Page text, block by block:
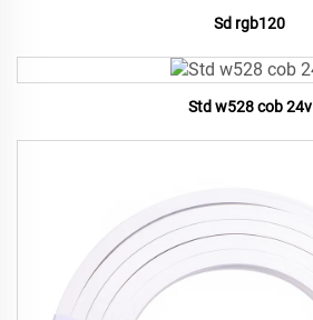
Sd rgb120
Std w528 cob 24v